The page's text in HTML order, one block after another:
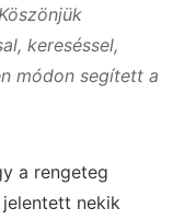
kereséssel,
módon segített a
a rengeteg
nekik